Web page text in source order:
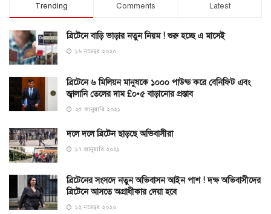
Trending Comments Latest
ব্রিটেনে বাড়ি ভাড়ার নতুন নিয়ম ! শুরু হচ্ছে এ মাসেই
১৬ নভেম্বর ২০২০
ব্রিটেনে ৬ মিলিয়ন মানুষকে ১০০০ পাউন্ড করে বেনিফিট এবং
জ্বালানি তেলের দাম £০•৫ বাড়ানোর প্রস্তাব
২৫ জানুয়ারি ২০২১
দলে দলে ব্রিটেন ছাড়ছে অভিবাসীরা
১৭ জানুয়ারি ২০২১
ব্রিটেনের সংসদে নতুন অভিবাসন আইন পাশ ! দক্ষ অভিবাসীদের
ব্রিটেনে আসতে অগ্রাধীকার দেয়া হবে
১২ নভেম্বর ২০২০